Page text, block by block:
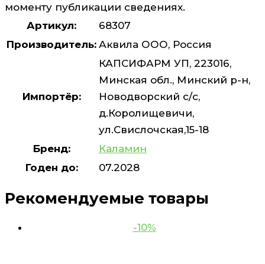
моменту публикации сведениях.
Артикул:
68307
Производитель: Аквила ООО, Россия
Импортёр:
КАПСИФАРМ УП, 223016,
Минская обл., Минский р-н,
Новодворский с/с,
д.Королищевичи,
ул.Свислочская,15-18
Бренд:
Каламин
Годен до:
07.2028
Рекомендуемые товары
-10%